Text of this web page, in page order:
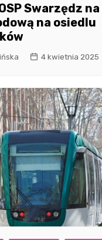
Swarzędz
na osiedlu
4 kwietnia 2025